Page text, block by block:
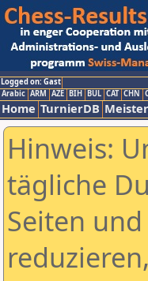
Logged on: Gast
Arabic ARM AZE BIH BUL CAT CHN
Home TurnierDB
Hinweis:
tägliche
Seiten